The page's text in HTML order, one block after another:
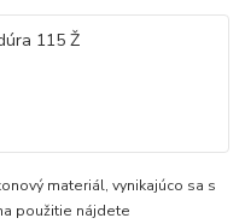
materiál, vynikajúco sa s
použitie nájdete